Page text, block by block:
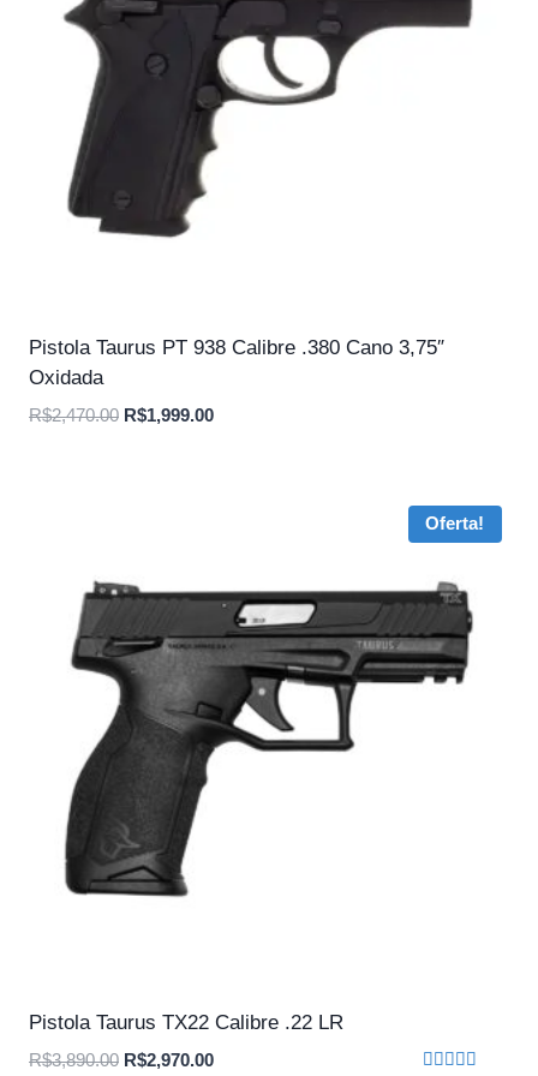
Pistola Taurus PT 938 Calibre .380 Cano 3,75″
Oxidada
R$2,470.00 O
R$1,999.00O
Oferta!
Pistola Taurus TX22 Calibre .22 LR
R$3,890.00 O
R$2,970.00O